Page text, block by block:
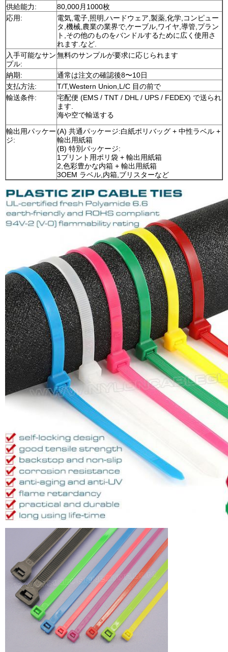
供給能力:
80,000月1000枚
応用:
電気,電子,照明,ハードウェア,製薬,化学,コンピュー
タ,機械,農業の業界で,ケーブル,ワイヤ,導管,プラン
ト,その他のものをバンドルするために広く使用さ
れます.など.
入手可能なサン
プル:
無料のサンプルが要求に応じられます
納期:
通常は注文の確認後8〜10日
支払方法:
T/T,Western Union,L/C 目の前で
輸送条件:
宅配便 (EMS / TNT / DHL / UPS / FEDEX) で送られ
ます.
海や空で輸送する
輸出用パッケー
ジ:
(A) 共通パッケージ:白紙ポリバッグ + 中性ラベル +
輸出用紙箱
(B) 特別パッケージ:
1プリント用ポリ袋 + 輸出用紙箱
2,色彩豊かな内箱 + 輸出用紙箱
3OEM ラベル,内箱,ブリスターなど